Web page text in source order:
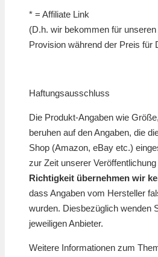
* = Affiliate Link
(D.h. wir bekommen für
Provision während der Preis für
Haftungsausschluss
Die Produkt-Angaben wie
beruhen auf den Angaben, die
Shop (Amazon, eBay etc.)
zur Zeit unserer
Richtigkeit übernehmen wir
dass Angaben vom Hersteller
wurden. Diesbezüglich wenden
jeweiligen Anbieter.
Weitere Informationen zum